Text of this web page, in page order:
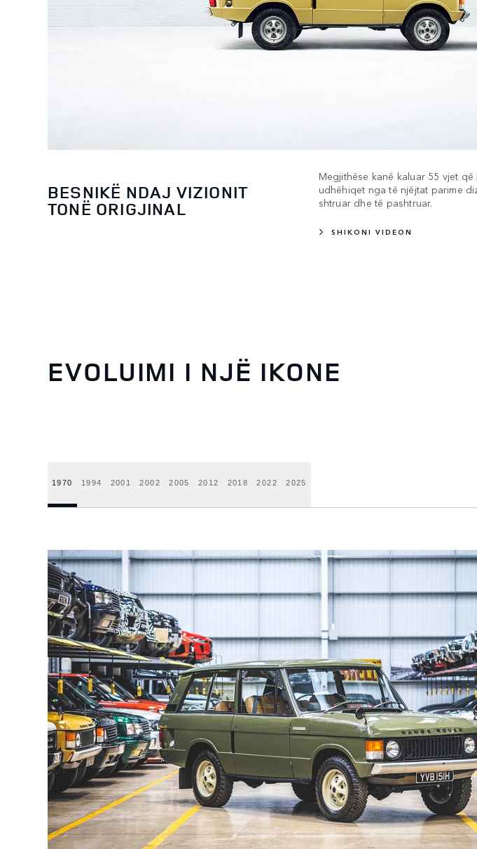
BESNIKË NDAJ VIZIONIT
TONË ORIGJINAL
Megjithëse kanë kaluar 55 vjet
udhëhiqet nga të njëjtat parime
shtruar dhe të pashtruar.
SHIKONI VIDEON
EVOLUIMI I NJË IKONE
1970 1994 2001 2002 2005 2012 2018 2022 2025